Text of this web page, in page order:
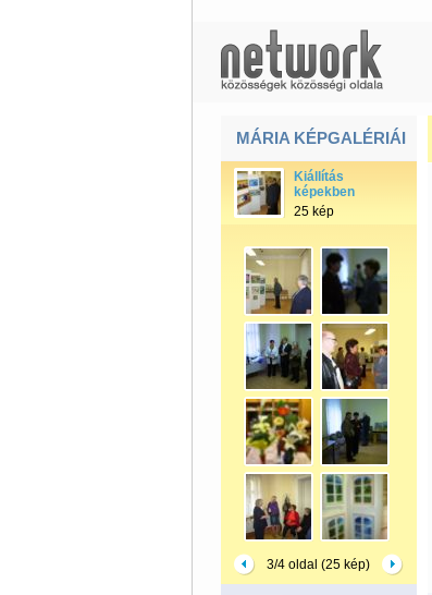
MÁRIA KÉPGALÉRIÁI
Kiállítás
képekben
25 kép
3/4 oldal (25 kép)